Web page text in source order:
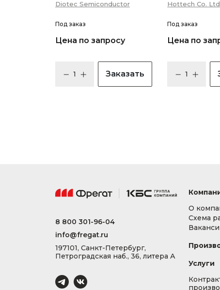
Diotec Semiconductor
Под заказ
Цена по запросу
Заказать
Hottech Co. Ltd
Под заказ
Цена по
8 800 301-96-04
info@fregat.ru
197101, Санкт-Петербург,
Петроградская наб., 36, литера А
О
Схема
Услуги